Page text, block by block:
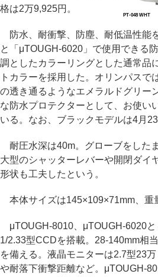
PT-048 WHT
格は2万9,925円。
防水、耐衝撃、防塵、耐低温性能
と「μTOUGH-6020」で使用できる
調としたカラーリングとした通常品
トカラーを採用した。オリンパスで
の透き通るようなエメラルドグリー
な防水プロテクターとして、お使い
いる。なお、ブラックモデルは4月23
耐圧水深は40m。グローブをした
大型のシャッターレバーや開閉ダイ
形状も工夫したという。
本体サイズは145×109×71mm、重
μTOUGH-8010、μTOUGH-6020と
1/2.33型CCDを搭載。28-140mm相
を備える。液晶モニターは2.7型23
や耐落下衝撃距離など。μTOUGH-